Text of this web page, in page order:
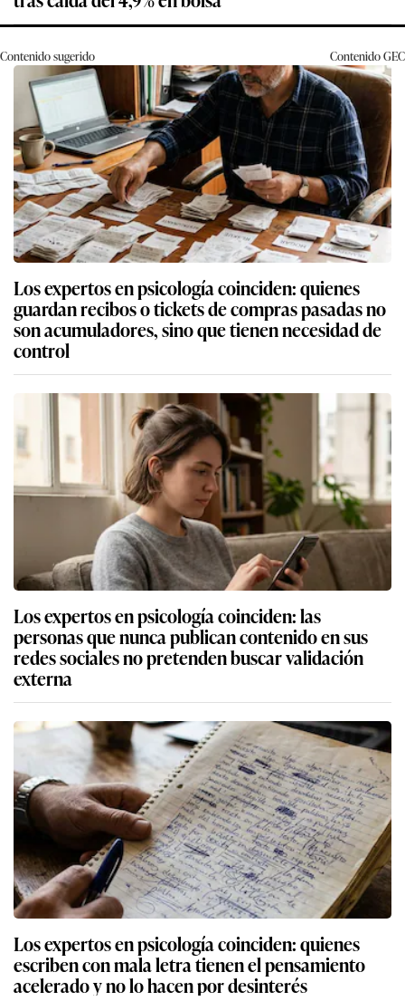
Contenido sugerido ContenidoGEC
Los expertos en psicología coinciden: quienes
guardan recibos o tickets de compras pasadas no
son acumuladores, sino que tienen necesidad de
control
Los expertos en psicología coinciden: las
personas que nunca publican contenido en sus
redes sociales no pretenden buscar validación
externa
Los expertos en psicología coinciden: quienes
escriben con mala letra tienen el pensamiento
acelerado y no lo hacen por desinterés